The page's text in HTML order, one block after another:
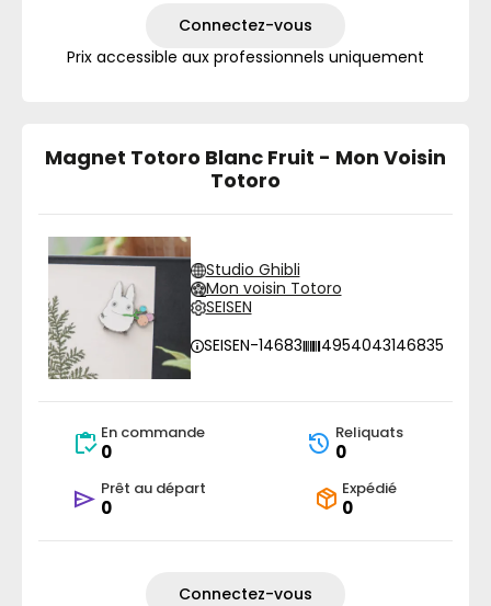
Connectez-vous
Prix accessible aux professionnels uniquement
Magnet Totoro Blanc Fruit - Mon Voisin
Totoro
Studio Ghibli
Mon voisin Totoro
SEISEN
SEISEN-14683
4954043146835
En commande
0
Reliquats
0
Prêt au départ
0
Expédié
0
Connectez-vous